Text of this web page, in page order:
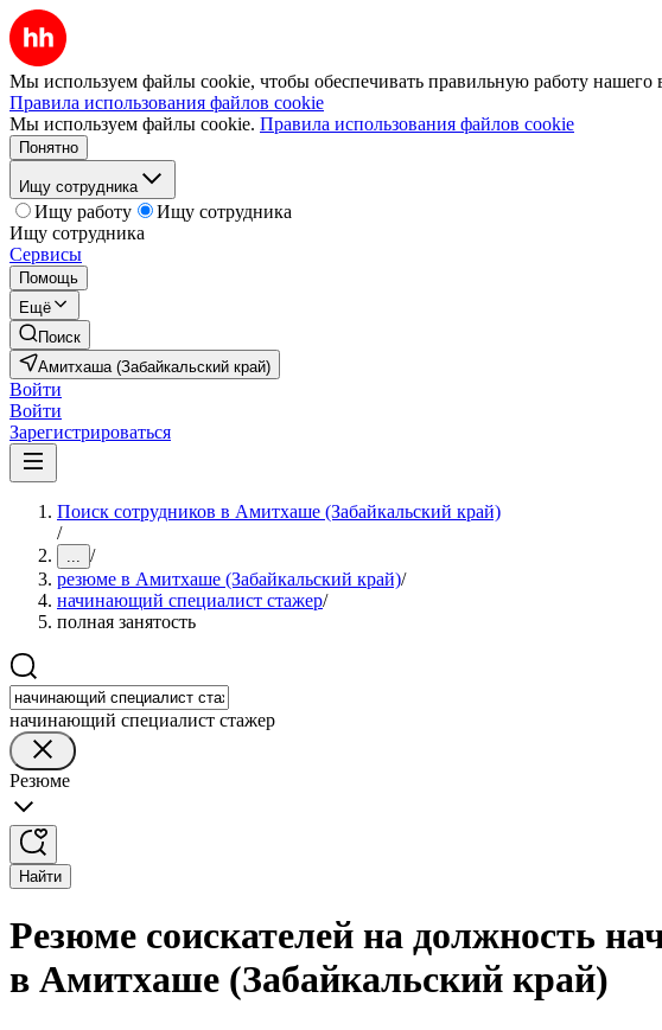
Мы используем файлы cookie, чтобы обеспечивать правильную работу нашего
Правила использования файлов cookie
Мы используем файлы cookie. Правила использования файлов cookie
Понятно
Ищу сотрудника
Ищу работу
Ищу сотрудника
Ищу сотрудника
Сервисы
Помощь
Ещё
Поиск
Амитхаша (Забайкальский край)
Войти
Войти
Зарегистрироваться
Поиск сотрудников в Амитхаше (Забайкальский край)
/
... /
резюме в Амитхаше (Забайкальский край)/
начинающий специалист стажер/
полная занятость
начинающий специалист стажер
Резюме
Найти
Резюме соискателей на должность
в Амитхаше (Забайкальский край)